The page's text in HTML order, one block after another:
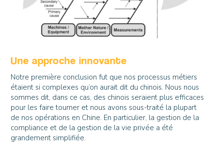
Une approche innovante
Notre première conclusion fut que nos processus métiers
étaient si complexes qu’on aurait dit du chinois. Nous nous
sommes dit, dans ce cas, des chinois seraient plus efficaces
pour les faire tourner et nous avons sous-traité la plupart
de nos opérations en Chine. En particulier, la gestion de la
compliance et de la gestion de la vie privée a été
grandement simplifiée.